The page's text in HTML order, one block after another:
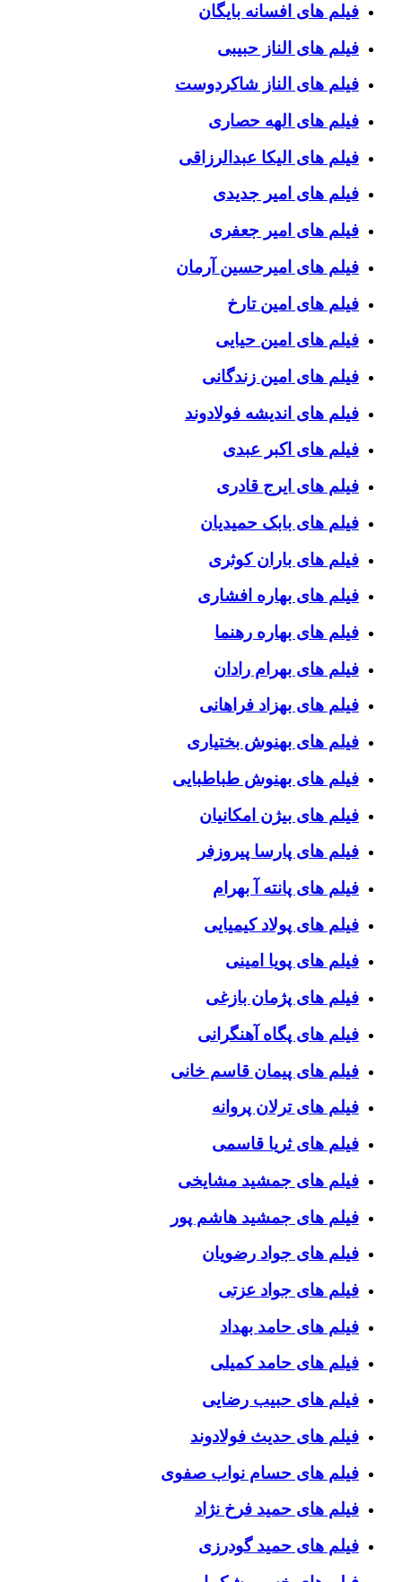
فیلم های افسانه بایگان
فیلم های الناز حبیبی
فیلم های الناز شاکردوست
فیلم های الهه حصاری
فیلم های الیکا عبدالرزاقی
فیلم های امیر جدیدی
فیلم های امیر جعفری
فیلم های امیرحسین آرمان
فیلم های امین تارخ
فیلم های امین حیایی
فیلم های امین زندگانی
فیلم های اندیشه فولادوند
فیلم های اکبر عبدی
فیلم های ایرج قادری
فیلم های بابک حمیدیان
فیلم های باران کوثری
فیلم های بهاره افشاری
فیلم های بهاره رهنما
فیلم های بهرام رادان
فیلم های بهزاد فراهانی
فیلم های بهنوش بختیاری
فیلم های بهنوش طباطبایی
فیلم های بیژن امکانیان
فیلم های پارسا پیروزفر
فیلم های پانته آ بهرام
فیلم های پولاد کیمیایی
فیلم های پویا امینی
فیلم های پژمان بازغی
فیلم های پگاه آهنگرانی
فیلم های پیمان قاسم خانی
فیلم های ترلان پروانه
فیلم های ثریا قاسمی
فیلم های جمشید مشایخی
فیلم های جمشید هاشم پور
فیلم های جواد رضویان
فیلم های جواد عزتی
فیلم های حامد بهداد
فیلم های حامد کمیلی
فیلم های حبیب رضایی
فیلم های حدیث فولادوند
فیلم های حسام نواب صفوی
فیلم های حمید فرخ نژاد
فیلم های حمید گودرزی